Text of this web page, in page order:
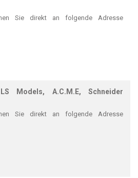
Sie direkt an folgende Adresse
Models, A.C.M.E, Schneider
Sie direkt an folgende Adresse